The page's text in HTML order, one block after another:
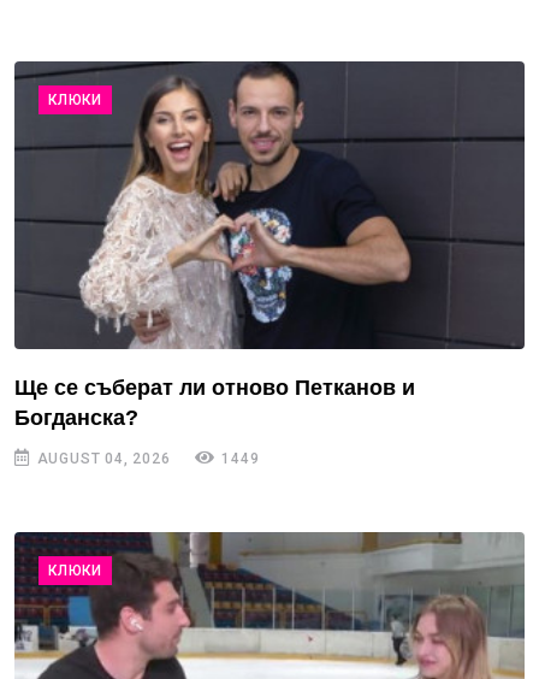
КЛЮКИ
Ще се съберат ли отново Петканов и
Богданска?
AUGUST 04, 2026 1449
КЛЮКИ